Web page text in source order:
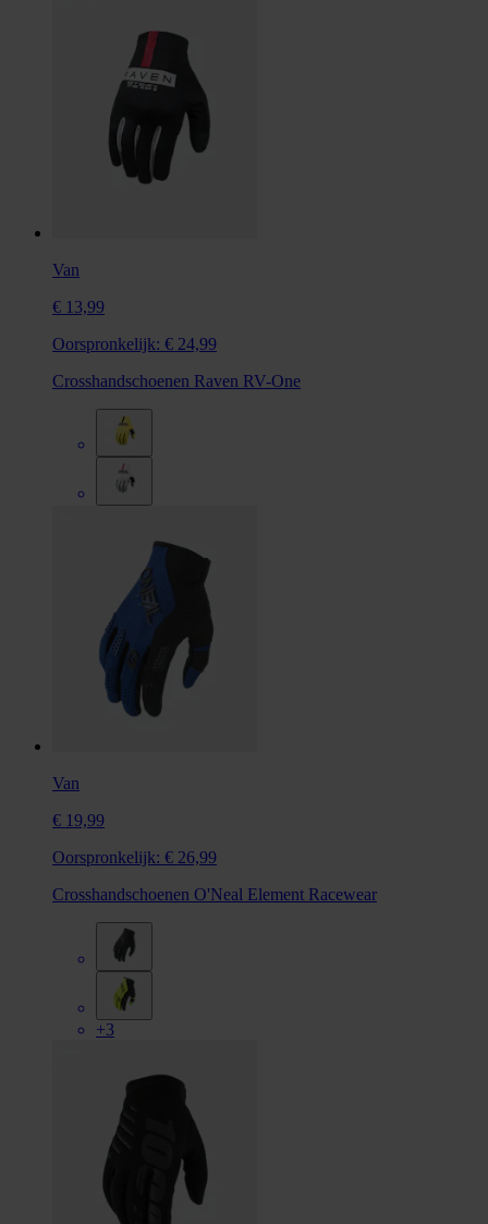
Van
€ 13,99
Oorspronkelijk: € 24,99
Crosshandschoenen Raven RV-One
Van
€ 19,99
Oorspronkelijk: € 26,99
Crosshandschoenen O'Neal Element Racewear
+3